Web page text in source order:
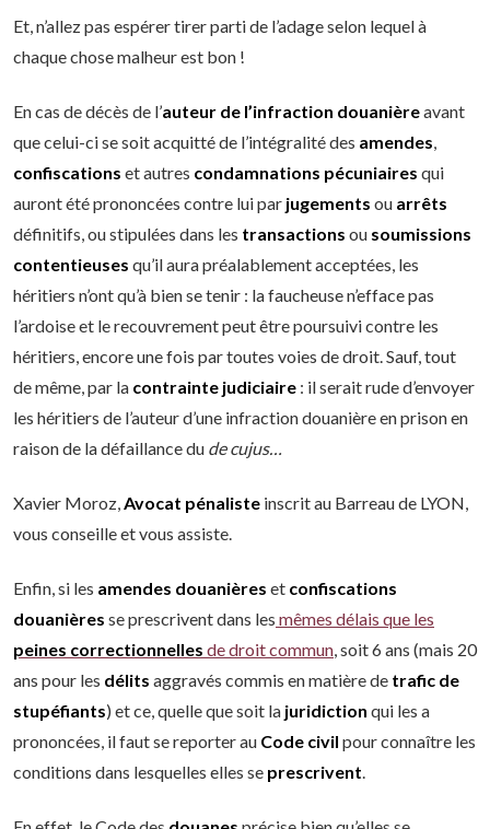
Et, n’allez pas espérer tirer parti de l’adage selon lequel à
chaque chose malheur est bon !
En cas de décès de l’auteur de l’infraction douanièreavant
que celui-ci se soit acquitté de l’intégralité des amendes,
confiscations et autres condamnations pécuniaires qui
auront été prononcées contre lui par jugements ou arrêts
définitifs, ou stipulées dans les transactions ou soumissions
contentieuses qu’il aura préalablement acceptées, les
héritiers n’ont qu’à bien se tenir : la faucheuse n’efface pas
l’ardoise et le recouvrement peut être poursuivi contre les
héritiers, encore une fois par toutes voies de droit. Sauf, tout
de même, par la contrainte judiciaire : il serait rude d’envoyer
les héritiers de l’auteur d’une infraction douanière en prison en
raison de la défaillance du de cujus…
Xavier Moroz,Avocat pénaliste inscrit au Barreau de LYON,
vous conseille et vous assiste.
Enfin, si les amendes douanières et confiscations
douanières se prescrivent dans les mêmes délais que les
peines correctionnelles de droit commun, soit 6 ans (mais 20
ans pour les délits aggravés commis en matière de trafic de
stupéfiants) et ce, quelle que soit la juridiction qui les a
prononcées, il faut se reporter au Code civil pour connaître les
conditions dans lesquelles elles se prescrivent.